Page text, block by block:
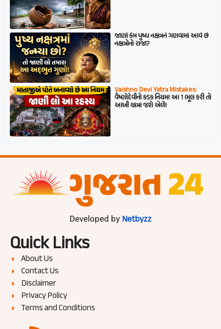
જાણો કેમ પુષ્ય નક્ષત્રને ગણવામાં આવે છે
નક્ષત્રોનો રાજા?
Vaishno Devi Yatra Mistakes:
વૈષ્ણોદેવીનો કડક નિયમ! આ 1 ભૂલ કરી તો
આખી યાત્રા જશે એળે!
Developed by Netbyzz
Quick Links
About Us
Contact Us
Disclaimer
Privacy Policy
Terms and Conditions